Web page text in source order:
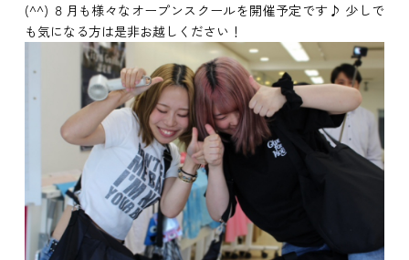
(^^) ８月も様々なオープンスクールを開催予定です♪ 少しで
も気になる方は是非お越しください！